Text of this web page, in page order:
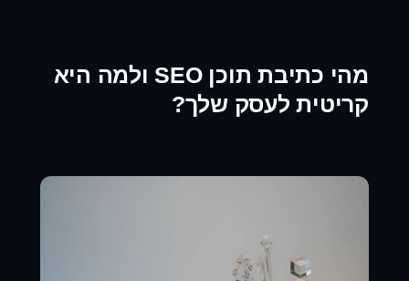
מהי כתיבת תוכן SEO
ולמה היא
קריטית לעסק שלך?